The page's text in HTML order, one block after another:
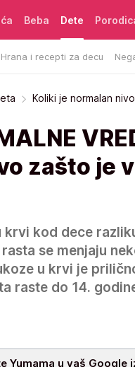
Beba Dete
Hrana i recepti za decu
Koliki je normalan
zašto
kod dece
se menjaju
u krvi je
raste do 14.
Yumama u vaš Google